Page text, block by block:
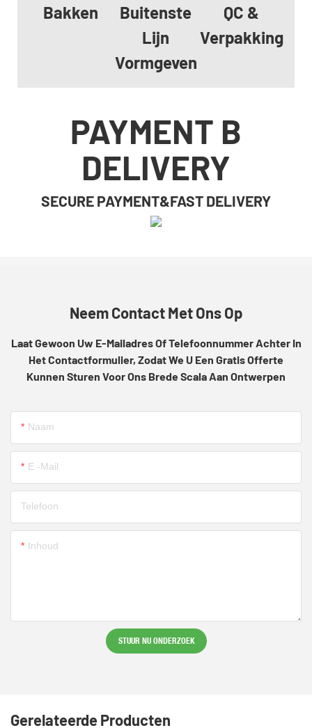
Bakken
Buitenste
Lijn
Vormgeven
QC &
Verpakking
PAYMENT B
DELIVERY
SECURE PAYMENT&FAST DELIVERY
Neem Contact Met Ons Op
Laat Gewoon Uw E-Mailadres Of Telefoonnummer Achter In
Het Contactformulier, Zodat We U Een Gratis Offerte
Kunnen Sturen Voor Ons Brede Scala Aan Ontwerpen
Naam
E -mail
Telefoon
Inhoud
STUUR NU ONDERZOEK
Gerelateerde Producten